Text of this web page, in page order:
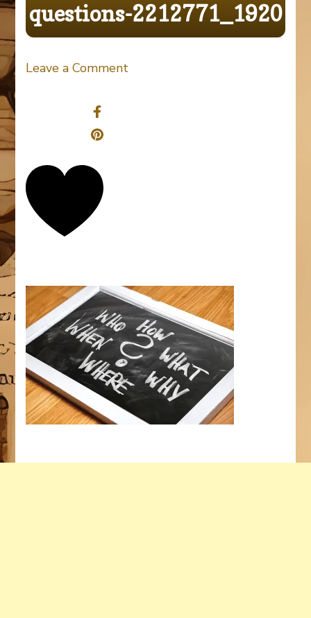
questions-2212771_1920
Leave a Commenton